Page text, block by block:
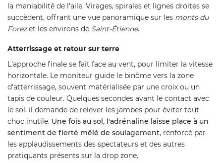
la maniabilité de l'aile. Virages, spirales et lignes droites se
succèdent, offrant une vue panoramique sur les monts du
Forezet les environs de Saint-Étienne.
Atterrissage et retour sur terre
L'approche finale se fait face au vent, pour limiter la vitesse
horizontale. Le moniteur guide le binôme vers la zone
d'atterrissage, souvent matérialisée par une croix ou un
tapis de couleur. Quelques secondes avant le contact avec
le sol, il demande de relever les jambes pour éviter tout
choc inutile. Une fois au sol, l'adrénaline laisse place à un
sentiment de fierté mêlé de soulagement, renforcé par
les applaudissements des spectateurs et des autres
pratiquants présents sur la drop zone.